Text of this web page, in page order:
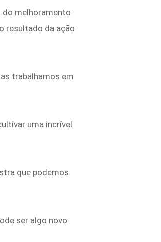
do melhoramento
resultado da ação
trabalhamos em
uma incrível
que podemos
ser algo novo